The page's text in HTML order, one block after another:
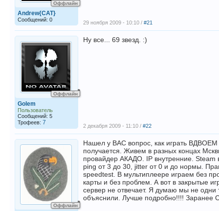
Оффлайн
Andrew{CAT}
Сообщений: 0 29 ноября 2009 - 10:10 / #21
Оффлайн
Golem
Пользователь
Сообщений: 5
Трофеев: 7
Ну все... 69 звезд. :)
2 декабря 2009 - 11:10 / #22
Оффлайн
Нашел у ВАС вопрос, как играть
получается. Живем в разных концах
провайдер АКАДО. IP внутренние. Steam
ping от 3 до 30, jitter от 0 и до нормы.
speedtest. В мультиплеере играем без
карты и без проблем. А вот в закрытые
сервер не отвечает. Я думаю мы не одни
объяснили. Лучше подробно!!!!